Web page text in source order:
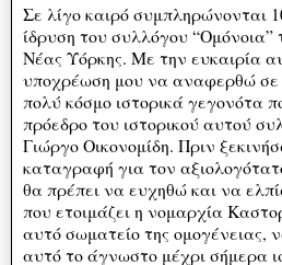
Σε λίγο καιρό συμπληρώνονται
ίδρυση του συλλόγου
Νέας Υόρκης. Με την ευκαιρία
υποχρέωση μου να αναφερθώ σε
πολύ κόσμο ιστορικά γεγονότα
πρόεδρο του ιστορικού αυτού
Γιώργο Οικονομίδη. Πριν
καταγραφή για τον
θα πρέπει να ευχηθώ και να
που ετοιμάζει η νομαρχία
αυτό σωματείο της ομογένειας,
αυτό το άγνωστο μέχρι σήμερα